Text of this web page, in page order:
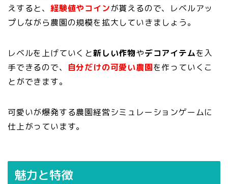
えすると、 経験値やコインが貰えるので、レベルアッ
プしながら農園の規模を拡大していきましょう。
レベルを上げていくと新しい作物やデコアイテムを入
手できるので、 自分だけの可愛い農園を作っていくこ
とができます。
可愛いが爆発する農園経営シミュレーションゲームに
仕上がっています。
魅力と特徴